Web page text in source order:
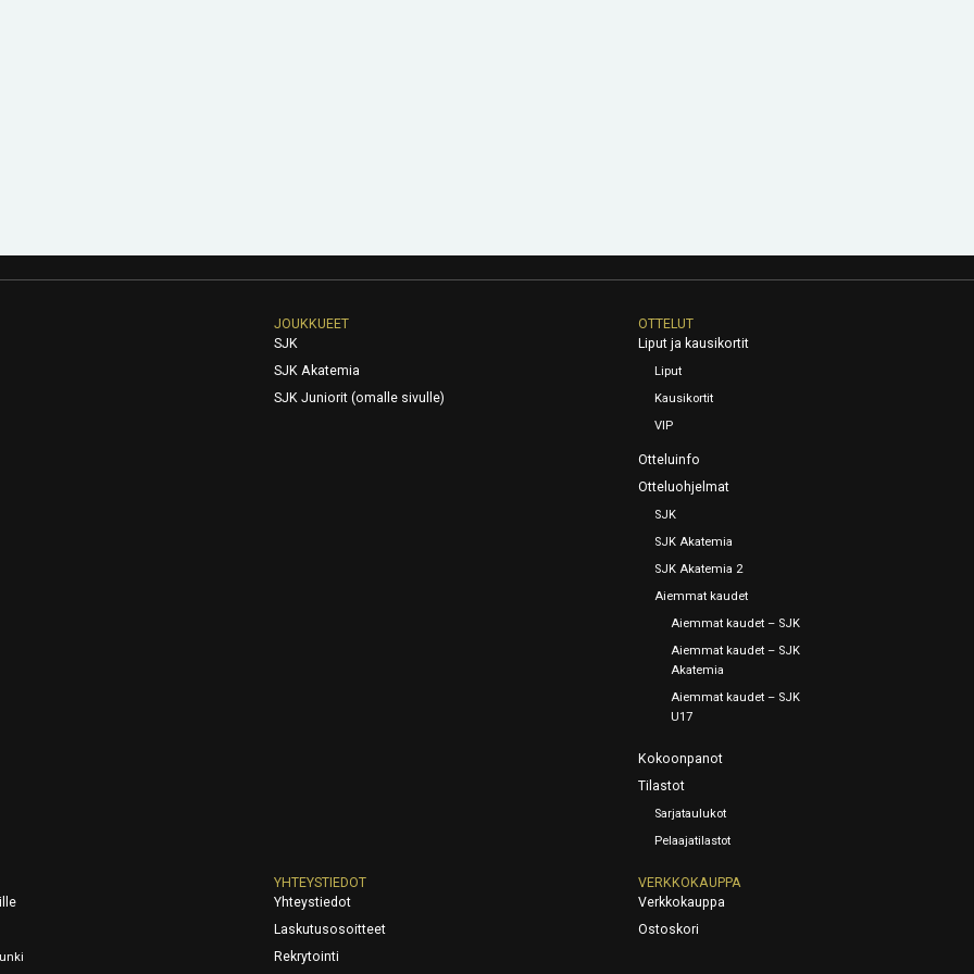
JOUKKUEET
SJK
SJK Akatemia
SJK Juniorit (omalle sivulle)
OTTELUT
Liput ja kausikortit
Liput
Kausikortit
VIP
Otteluinfo
Otteluohjelmat
SJK
SJK Akatemia
SJK Akatemia 2
Aiemmat kaudet
Aiemmat kaudet – SJK
Aiemmat kaudet – SJK
Akatemia
Aiemmat kaudet – SJK
U17
Kokoonpanot
Tilastot
Sarjataulukot
Pelaajatilastot
YHTEYSTIEDOT
Yhteystiedot
Laskutusosoitteet
Rekrytointi
VERKKOKAUPPA
Verkkokauppa
Ostoskori